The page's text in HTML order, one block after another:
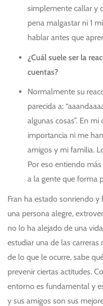
simplemente callar y
pena malgastar ni 1
hablar antes que
¿Cuál suele ser la
cuentas?
Normalmente su
parecida a:
algunas cosas”. En
importancia ni me
amigos y mi familia.
Por eso entiendo
a la gente que forma
Fran ha estado sonriendo
una persona alegre,
no lo ha alejado de una
estudiar una de las
de lo que le ocurre, sabe
prevenir ciertas actitudes.
entorno es fundamental y
y sus amigos son sus